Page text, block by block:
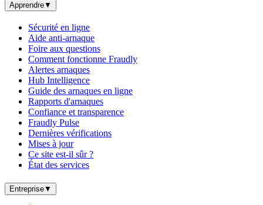
Apprendre▼
Sécurité en ligne
Aide anti-arnaque
Foire aux questions
Comment fonctionne Fraudly
Alertes arnaques
Hub Intelligence
Guide des arnaques en ligne
Rapports d'arnaques
Confiance et transparence
Fraudly Pulse
Dernières vérifications
Mises à jour
Ce site est-il sûr ?
État des services
Entreprise▼